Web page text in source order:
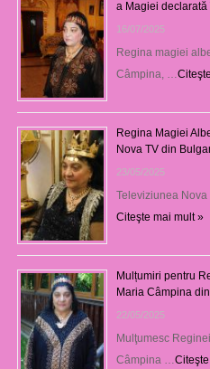
a Magiei declarată
16/07/2025
Regina magiei
Câmpina, …
Regina Magiei
Nova TV din
23/05/2025
Televiziunea
Citeşte mai mult »
Mulțumiri pentru
Maria Câmpina
22/05/2025
Mulţumesc
Câmpina …